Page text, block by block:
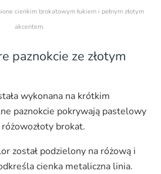
cienkim brokatowym łukiem i pełnym złotym
akcentem.
paznokcie ze złotym
wykonana na krótkim
paznokcie pokrywają pastelowy
brokat.
został podzielony na różową i
cienka metaliczna linia.